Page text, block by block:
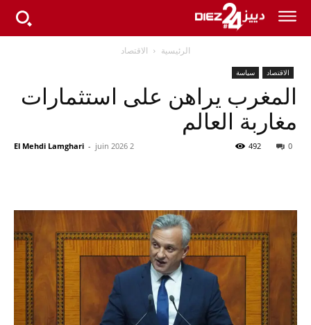
الرئيسية الاقتصاد
الاقتصاد سياسة
المغرب يراهن على استثمارات
مغاربة العالم
El Mehdi Lamghari - 2 juin 2026 0
492